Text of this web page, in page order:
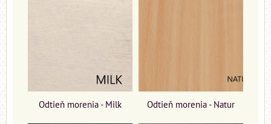
Odtieň morenia - Milk Odtieň morenia - Natur